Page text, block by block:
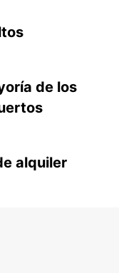
de los
alquiler